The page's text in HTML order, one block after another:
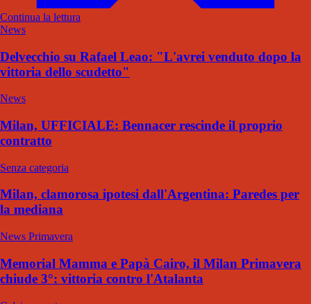
Continua la lettura
News
Delvecchio su Rafael Leao: "L'avrei venduto dopo la
vittoria dello scudetto"
News
Milan, UFFICIALE: Bennacer rescinde il proprio
contratto
Senza categoria
Milan, clamorosa ipotesi dall'Argentina: Paredes per
la mediana
News Primavera
Memorial Mamma e Papà Cairo, il Milan Primavera
chiude 3°: vittoria contro l'Atalanta